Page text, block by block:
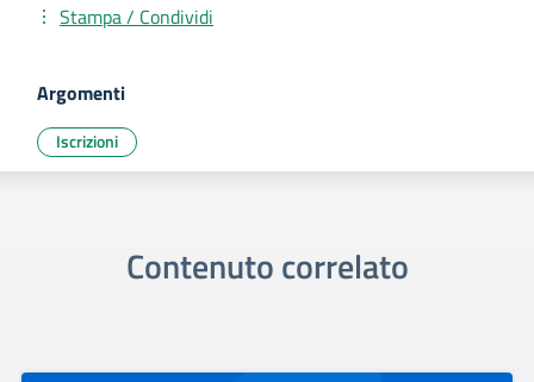
Stampa / Condividi
Argomenti
Iscrizioni
Contenuto correlato